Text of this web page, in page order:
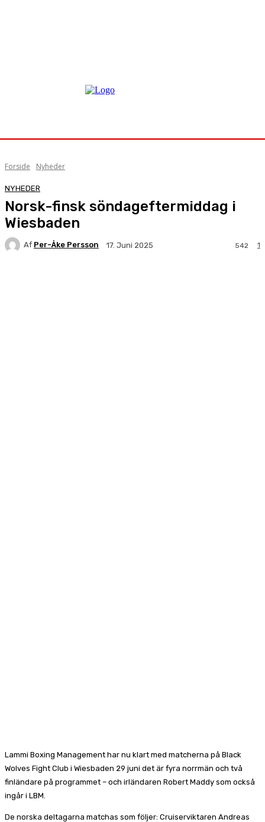
Forside Nyheder
NYHEDER
Norsk-finsk söndageftermiddag i
Wiesbaden
Af Per-Åke Persson 17. Juni 2025 1
542
Lammi Boxing Management har nu klart med matcherna på Black
Wolves Fight Club i Wiesbaden 29 juni det är fyra norrmän och två
finländare på programmet – och irländaren Robert Maddy som också
ingår i LBM.
De norska deltagarna matchas som följer: Cruiserviktaren Andreas